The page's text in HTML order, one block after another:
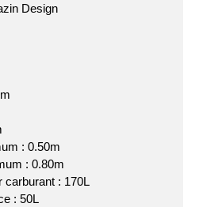
Design
: 0.50m
: 0.80m
carburant : 170L
: 50L